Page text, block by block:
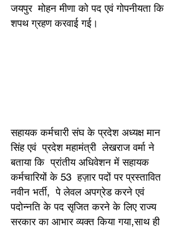
जयपुर  मोहन मीणा को पद एवं गोपनीयता कि
शपथ ग्रहण करवाई गई।
सहायक कर्मचारी संघ के प्रदेश अध्यक्ष मान
सिंह एवं  प्रदेश महामंत्री  लेखराज वर्मा ने
बताया कि  प्रांतीय अधिवेशन में सहायक
कर्मचारियों के 53  हज़ार पदों पर प्रस्तावित
नवीन भर्ती,  पे लेवल अपग्रेड करने एवं
पदोन्नति के पद सृजित करने के लिए राज्य
सरकार का आभार व्यक्त किया गया,साथ ही